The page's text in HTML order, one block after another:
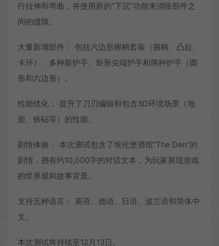
行拉伸和弯曲，并使用新的“下沉”功能来消除部件之
间的缝隙。
大量新增部件： 包括六边形握柄套装（握柄、凸起、
卡环）、多种新护手、矩形尖端护手和两种护手（圆
形和六边形）。
性能优化： 提升了刀刃编辑和包含3D环境场景（地
面、铁砧等）的性能。
剧情体验： 本次测试包含了埃伦堡酒馆“The Den”的
剧情，拥有约10,000字的对话文本，为玩家展现游戏
的世界观和故事背景。
支持五种语言： 英语、德语、日语、波兰语和简体中
文。
本次测试将持续至12月13日。